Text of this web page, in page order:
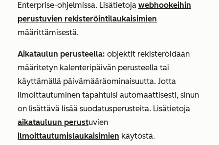
Enterprise-ohjelmissa. Lisätietoja webhookeihin
perustuvien rekisteröintilaukaisimien
määrittämisestä.
Aikataulun perusteella: objektit rekisteröidään
määritetyn kalenteripäivän perusteella tai
käyttämällä päivämääräominaisuutta. Jotta
ilmoittautuminen tapahtuisi automaattisesti, sinun
on lisättävä lisää suodatusperusteita. Lisätietoja
aikatauluun perustuvien
ilmoittautumislaukaisimien käytöstä.